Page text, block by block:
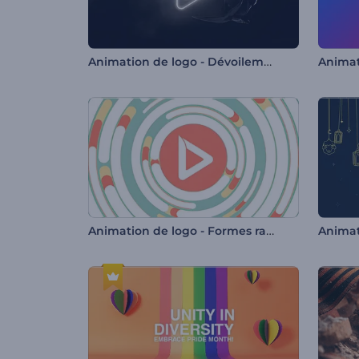
Animation de logo - Dévoilement délicat
Animation de logo - Formes rapides